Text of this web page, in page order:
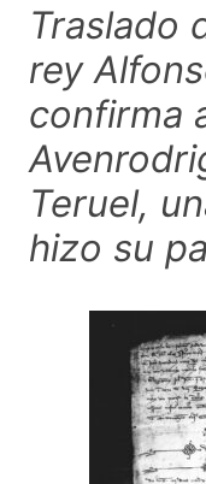
Traslado
rey
confirma
Teruel,
hizo su